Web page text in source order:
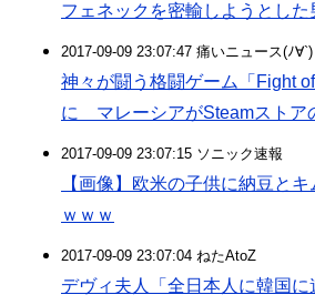
フェネックを密輸しようとした
2017-09-09 23:07:47 痛いニュース(ﾉ∀`)
神々が闘う格闘ゲーム「Fight
に マレーシアがSteamストア
2017-09-09 23:07:15 ソニック速報
【画像】欧米の子供に納豆と
ｗｗｗ
2017-09-09 23:07:04 ねたAtoZ
デヴィ夫人「全日本人に韓国